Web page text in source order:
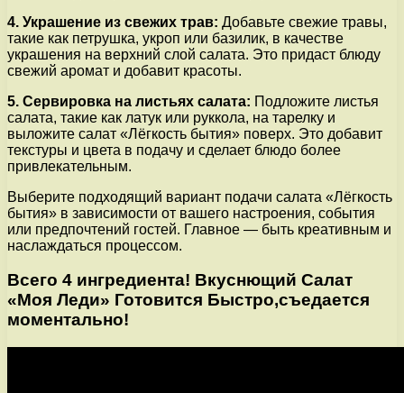
4. Украшение из свежих трав: Добавьте свежие травы,
такие как петрушка, укроп или базилик, в качестве
украшения на верхний слой салата. Это придаст блюду
свежий аромат и добавит красоты.
5. Сервировка на листьях салата: Подложите листья
салата, такие как латук или руккола, на тарелку и
выложите салат «Лёгкость бытия» поверх. Это добавит
текстуры и цвета в подачу и сделает блюдо более
привлекательным.
Выберите подходящий вариант подачи салата «Лёгкость
бытия» в зависимости от вашего настроения, события
или предпочтений гостей. Главное — быть креативным и
наслаждаться процессом.
Всего 4 ингредиента! Вкуснющий Салат
«Моя Леди» Готовится Быстро,съедается
моментально!